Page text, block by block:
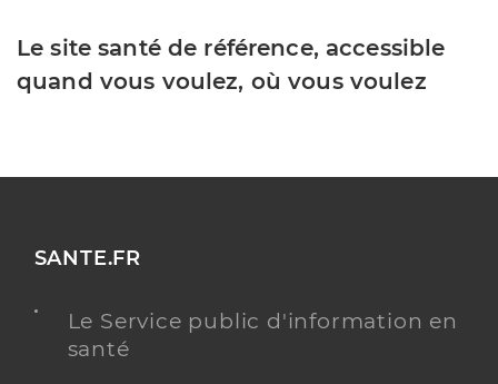
Le site santé de référence, accessible
quand vous voulez, où vous voulez
SANTE.FR
Le Service public d'information en
santé